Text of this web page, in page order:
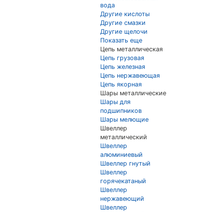
вода
Другие кислоты
Другие смазки
Другие щелочи
Показать еще
Цепь металлическая
Цепь грузовая
Цепь железная
Цепь нержавеющая
Цепь якорная
Шары металлические
Шары для
подшипников
Шары мелющие
Швеллер
металлический
Швеллер
алюминиевый
Швеллер гнутый
Швеллер
горячекатаный
Швеллер
нержавеющий
Швеллер